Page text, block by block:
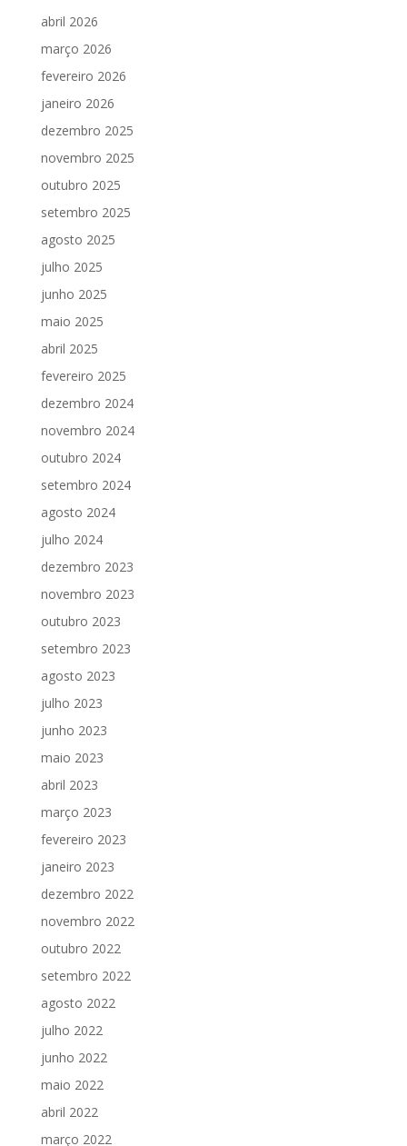
abril 2026
março 2026
fevereiro 2026
janeiro 2026
dezembro 2025
novembro 2025
outubro 2025
setembro 2025
agosto 2025
julho 2025
junho 2025
maio 2025
abril 2025
fevereiro 2025
dezembro 2024
novembro 2024
outubro 2024
setembro 2024
agosto 2024
julho 2024
dezembro 2023
novembro 2023
outubro 2023
setembro 2023
agosto 2023
julho 2023
junho 2023
maio 2023
abril 2023
março 2023
fevereiro 2023
janeiro 2023
dezembro 2022
novembro 2022
outubro 2022
setembro 2022
agosto 2022
julho 2022
junho 2022
maio 2022
abril 2022
março 2022